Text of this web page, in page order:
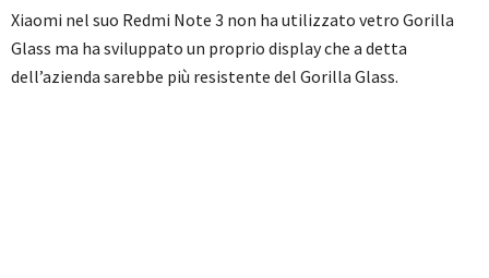
Xiaomi nel suo Redmi Note 3 non ha utilizzato vetro Gorilla
Glass ma ha sviluppato un proprio display che a detta
dell’azienda sarebbe più resistente del Gorilla Glass.